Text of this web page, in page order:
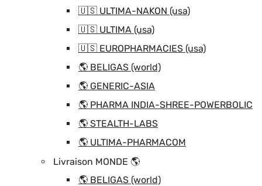
🇺🇸 ULTIMA-NAKON (usa)
🇺🇸 ULTIMA (usa)
🇺🇸 EUROPHARMACIES (usa)
🌎 BELIGAS (world)
🌎 GENERIC-ASIA
🌎 PHARMA INDIA-SHREE-POWERBOLIC
🌎 STEALTH-LABS
🌎 ULTIMA-PHARMACOM
Livraison MONDE 🌎
🌎 BELIGAS (world)